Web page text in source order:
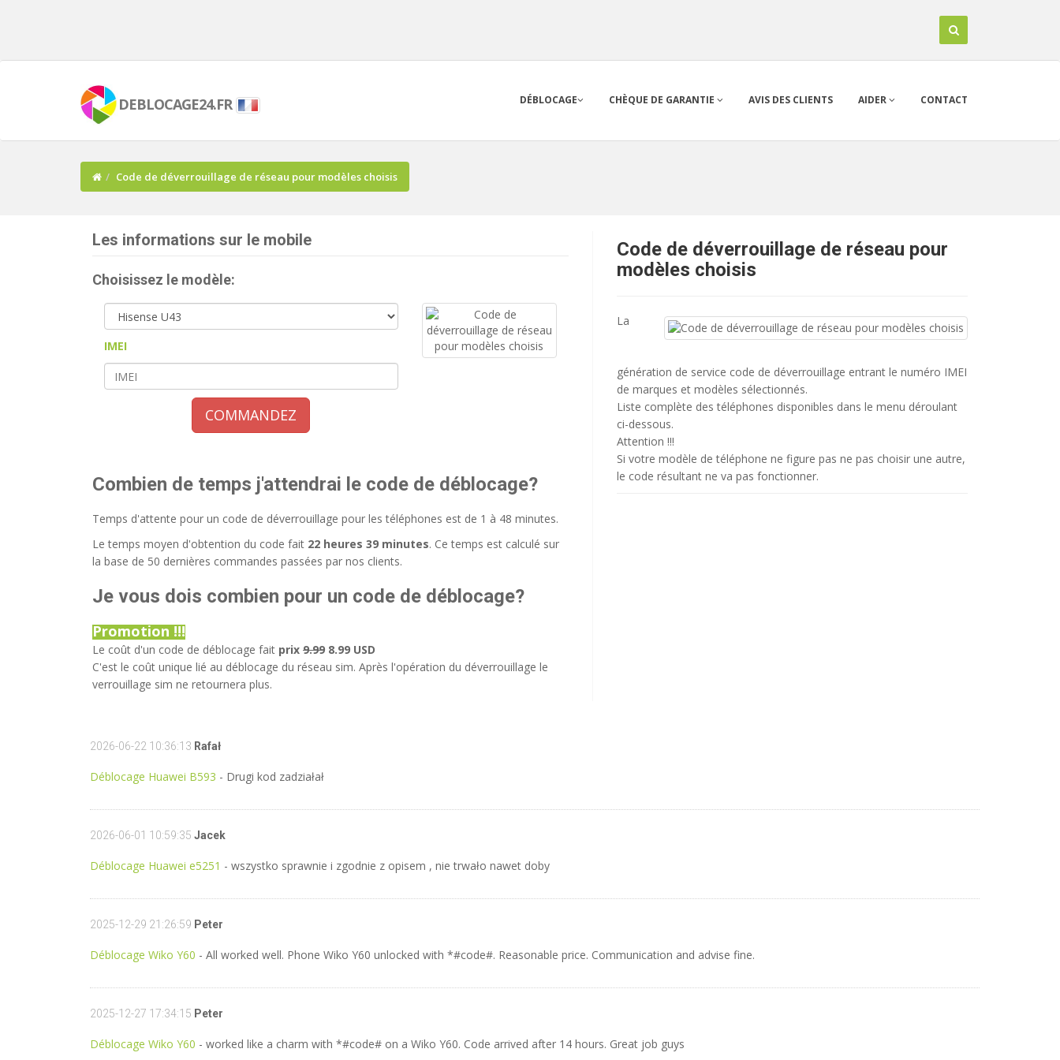
DEBLOCAGE24.FR DÉBLOCAGE CHÈQUE DE GARANTIE AVIS DES CLIENTS AIDER CONTACT
Code de déverrouillage de réseau pour modèles choisis
Les informations sur le mobile
Choisissez le modèle:
IMEI
COMMANDEZ
Combien de temps j'attendrai le code de déblocage?
Temps d'attente pour un code de déverrouillage pour les téléphones est de 1 à 48 minutes.
Le temps moyen d'obtention du code fait 22 heures 39 minutes. Ce temps est calculé sur
la base de 50 dernières commandes passées par nos clients.
Je vous dois combien pour un code de déblocage?
Promotion !!!
Le coût d'un code de déblocage fait prix 9.99 8.99 USD
C'est le coût unique lié au déblocage du réseau sim. Après l'opération du déverrouillage le
verrouillage sim ne retournera plus.
Code de déverrouillage de réseau pour
modèles choisis
La
génération de service code de déverrouillage entrant le numéro IMEI
de marques et modèles sélectionnés.
Liste complète des téléphones disponibles dans le menu déroulant
ci-dessous.
Attention !!!
Si votre modèle de téléphone ne figure pas ne pas choisir une autre,
le code résultant ne va pas fonctionner.
2026-06-22 10:36:13 Rafał
Déblocage Huawei B593 - Drugi kod zadziałał
2026-06-01 10:59:35 Jacek
Déblocage Huawei e5251 - wszystko sprawnie i zgodnie z opisem , nie trwało nawet doby
2025-12-29 21:26:59 Peter
Déblocage Wiko Y60 - All worked well. Phone Wiko Y60 unlocked with *#code#. Reasonable price. Communication and advise fine.
2025-12-27 17:34:15 Peter
Déblocage Wiko Y60 - worked like a charm with *#code# on a Wiko Y60. Code arrived after 14 hours. Great job guys